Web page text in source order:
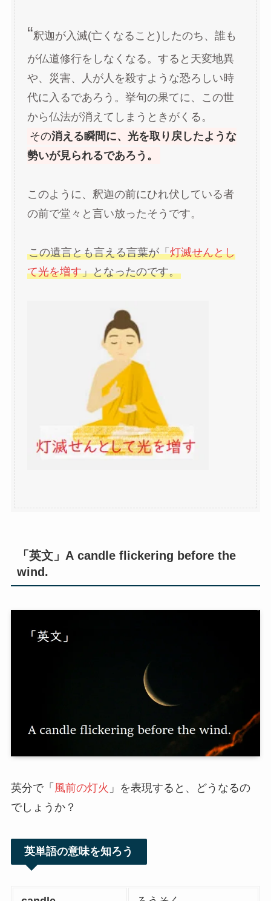
“釈迦が入滅(亡くなること)したのち、誰も
が仏道修行をしなくなる。すると天変地異
や、災害、人が人を殺すような恐ろしい時
代に入るであろう。挙句の果てに、この世
から仏法が消えてしまうときがくる。
その消える瞬間に、光を取り戻したような
勢いが見られるであろう。
このように、釈迦の前にひれ伏している者
の前で堂々と言い放ったそうです。
この遺言とも言える言葉が「灯滅せんとし
て光を増す」となったのです。
「英文」A candle flickering before the
wind.
英分で「 風前の灯火 」を表現すると、どうなるの
でしょうか？
英単語の意味を知ろう